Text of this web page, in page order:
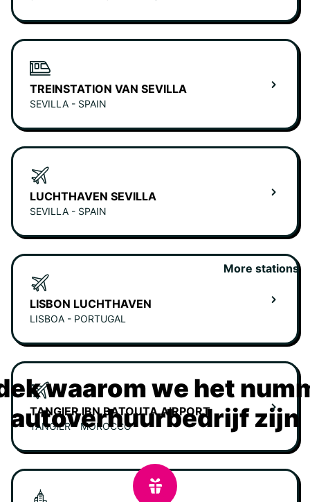
TREINSTATION VAN SEVILLA
SEVILLA - SPAIN
LUCHTHAVEN SEVILLA
SEVILLA - SPAIN
LISBON LUCHTHAVEN
LISBOA - PORTUGAL
TANGIER IBN BATOUTA AIRPORT
TANGIER - MOROCCO
More stations
waarom we het
autoverhuurbedrijf zijn